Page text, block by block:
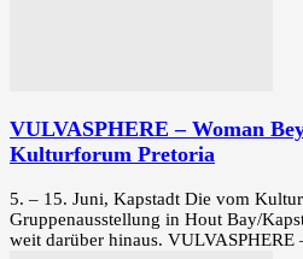
VULVASPHERE – Woman
Kulturforum Pretoria
5. – 15. Juni, Kapstadt Die vom
Gruppenausstellung in Hout Bay/
weit darüber hinaus. VULVASPHERE